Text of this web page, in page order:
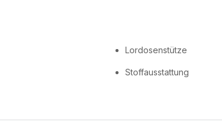
Lordosenstütze
Stoffausstattung